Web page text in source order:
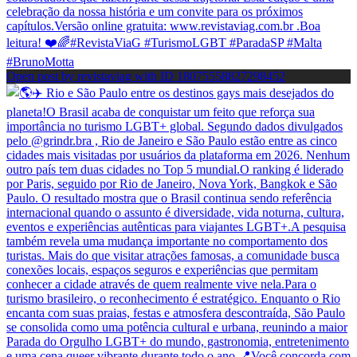
Open post by revistaviag with ID 18075558827298452